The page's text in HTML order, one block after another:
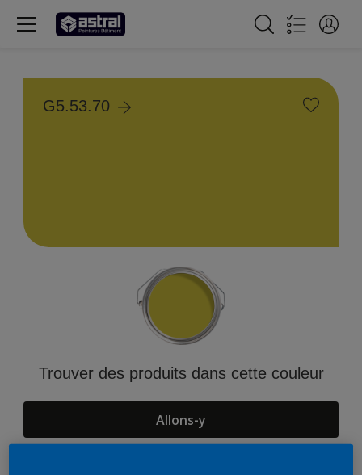
G5.53.70
Trouver des produits dans cette couleur
Allons-y